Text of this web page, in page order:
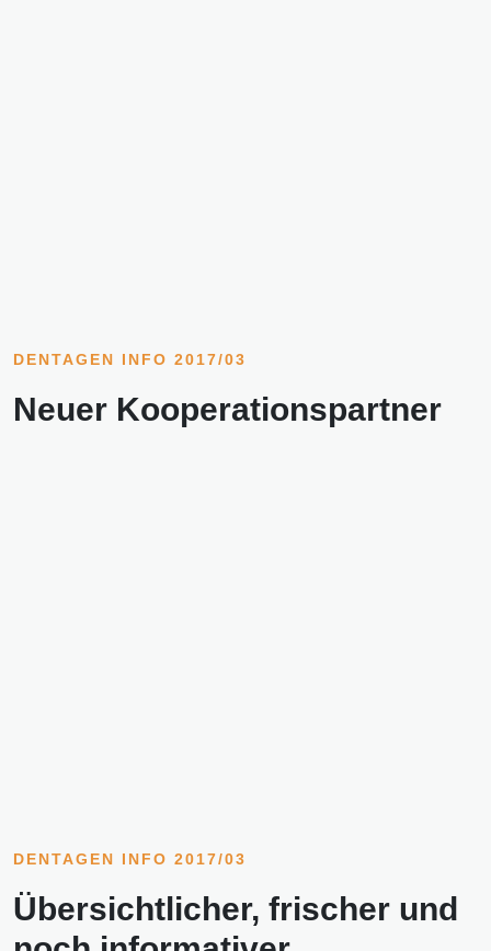
DENTAGEN INFO 2017/03
Neuer Kooperationspartner
DENTAGEN INFO 2017/03
Übersichtlicher, frischer und